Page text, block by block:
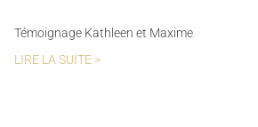
Témoignage Kathleen et Maxime
LIRE LA SUITE >